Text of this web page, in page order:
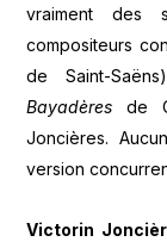
vraiment des
compositeurs
de Saint-
Bayadères de
Joncières.
version
Victorin